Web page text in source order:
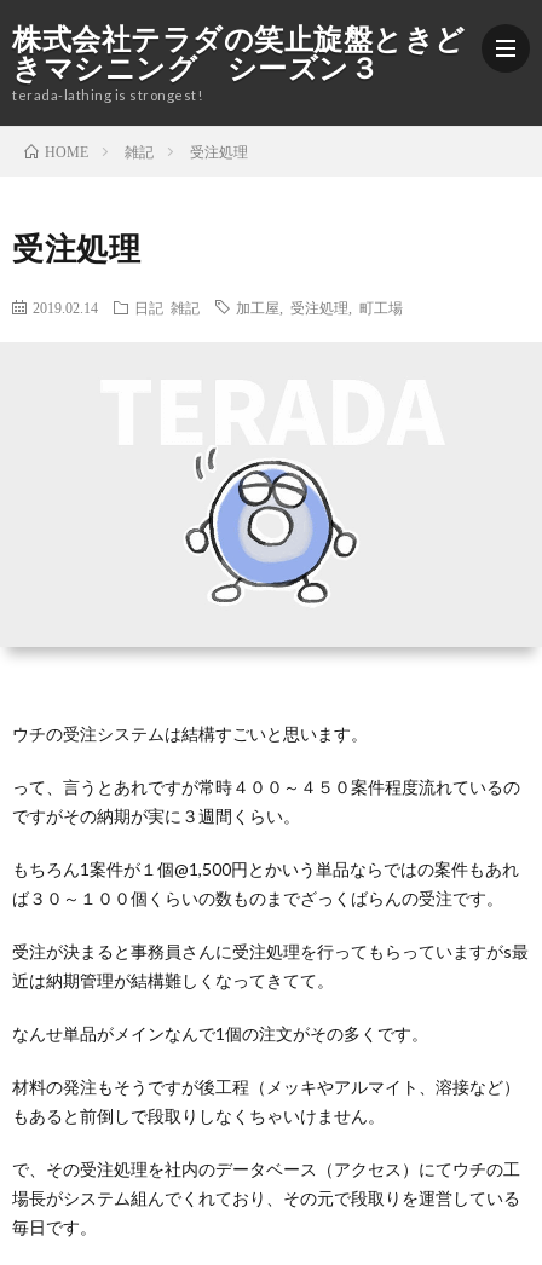
株式会社テラダの笑止旋盤ときど
きマシニング シーズン３
terada-lathing is strongest!
て
HOME 雑記 受注処理
受注処理
2019.02.14 日記 雑記 加工屋 受注処理 町工場
ウチの受注システムは結構すごいと思います。
って、言うとあれですが常時４００～４５０案件程度流れているの
ですがその納期が実に３週間くらい。
もちろん1案件が１個@1,500円とかいう単品ならではの案件もあれ
ば３０～１００個くらいの数ものまでざっくばらんの受注です。
受注が決まると事務員さんに受注処理を行ってもらっていますがs最
近は納期管理が結構難しくなってきてて。
なんせ単品がメインなんで1個の注文がその多くです。
材料の発注もそうですが後工程（メッキやアルマイト、溶接など）
もあると前倒しで段取りしなくちゃいけません。
で、その受注処理を社内のデータベース（アクセス）にてウチの工
場長がシステム組んでくれており、その元で段取りを運営している
毎日です。